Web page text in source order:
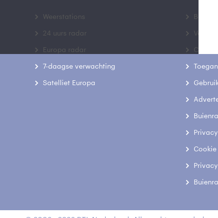
Weerstations
24 uurs radar
Europa radar
7-daagse verwachting
Satelliet Europa
Contact